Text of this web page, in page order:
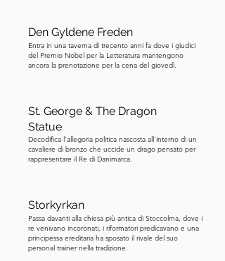
attraverso Stoccolma, lo scortarono
nella banca e chiusero le porte dietro
di lui. Infine, Olsson chiese un
umano. Questa fu l'unica linea che la
polizia si rifiutò di attraversare. Poteva
avere il denaro, l'auto, persino il suo
complice, ma non gli ostaggi. Così
banca, iniziando uno stallo teso che
sarebbe durato sei giorni. Ciò che
seguì fu ancora più intrigante.
Den Gyldene Freden
Entra in una taverna di trecento anni fa dove i giudici
del Premio Nobel per la Letteratura mantengono
ancora la prenotazione per la cena del giovedì.
St. George & The Dragon
Statue
Decodifica l'allegoria politica nascosta all'interno di un
cavaliere di bronzo che uccide un drago pensato per
rappresentare il Re di Danimarca.
Storkyrkan
Passa davanti alla chiesa più antica di Stoccolma, dove i
re venivano incoronati, i riformatori predicavano e una
principessa ereditaria ha sposato il rivale del suo
personal trainer nella tradizione.